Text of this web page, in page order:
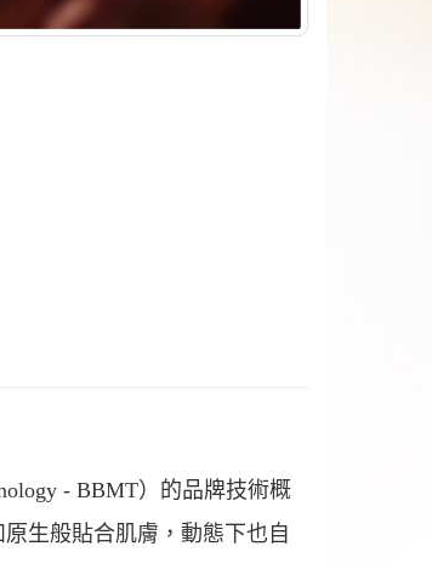
- BBMT）的品牌技術概
生般貼合肌膚，動態下也自